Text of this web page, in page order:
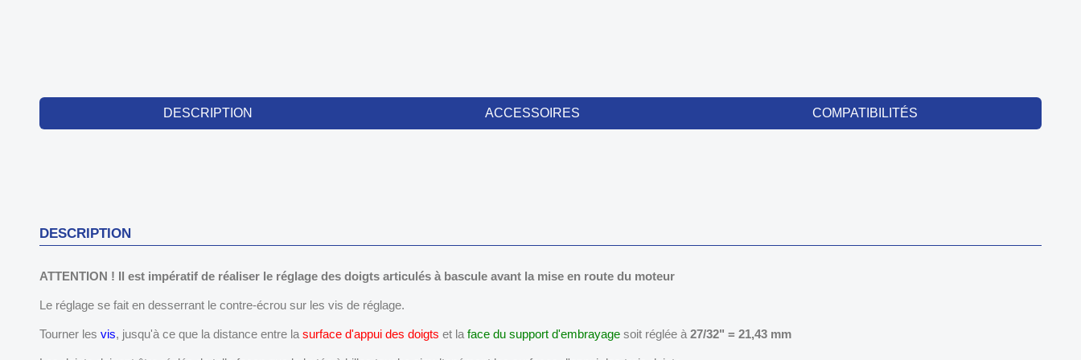
DESCRIPTION ACCESSOIRES COMPATIBILITÉS
DESCRIPTION
ATTENTION ! Il est impératif de réaliser le réglage des doigts articulés à bascule avant la mise en route du moteur
Le réglage se fait en desserrant le contre-écrou sur les vis de réglage.
Tourner les vis, jusqu'à ce que la distance entre la surface d'appui des doigts et la face du support d'embrayagesoit réglée à 27/32" = 21,43 mm